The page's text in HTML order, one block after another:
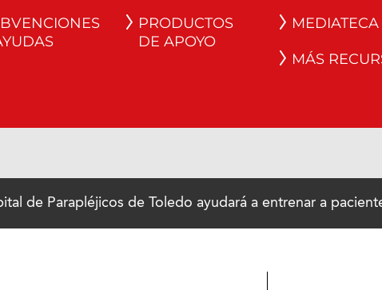
PRODUCTOS
DE APOYO
MEDIATECA
MÁS
de Parapléjicos de Toledo ayudará a entrenar a